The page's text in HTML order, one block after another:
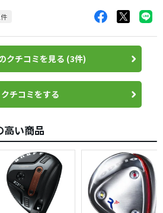
と並んで、過去最高の3Wです。
い…
が、地面からでも230・240余裕
2オン率がかなり上がりました。
、シャフトのスムースキックが
ます。
、オートマチック性が高いので、
い打ち分けは難しいかも（ただ、
で打てばドローだし、開き目に打
す）
件
クチコミを見る (3件)
クチコミをする
高い商品